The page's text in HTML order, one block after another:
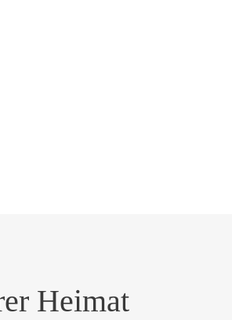
Heimat